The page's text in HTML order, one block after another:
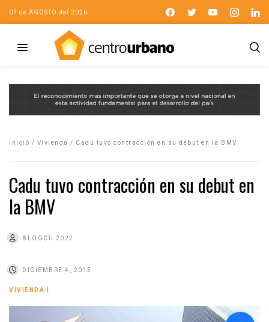
07 de AGOSTO del 2026
Inicio / Vivienda / Cadu tuvo contracción en su debut en la BMV
Cadu tuvo contracción en su debut en
la BMV
BLOGCU 2022
DICIEMBRE 4, 2015
VIVIENDA